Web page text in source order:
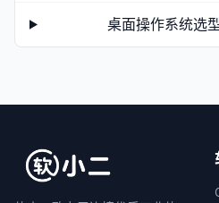
桌面操作系统选